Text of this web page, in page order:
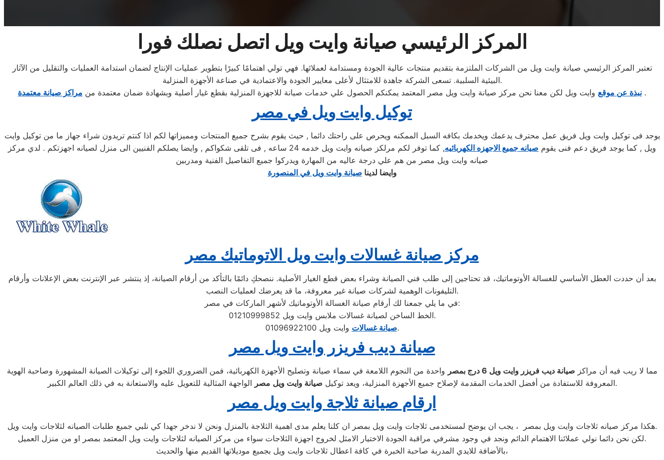
المركز الرئيسي صيانة وايت ويل اتصل نصلك فورا
تعتبر المركز الرئيسي صيانة وايت ويل من الشركات الملتزمة بتقديم منتجات عالية الجودة ومستدامة لعملائها. فهي تولي اهتمامًا كبيرًا بتطوير عمليات الإنتاج لضمان استدامة العمليات والتقليل من الآثار
البيئية السلبية. تسعى الشركة جاهدة للامتثال لأعلى معايير الجودة والاعتمادية في صناعة الأجهزة المنزلية.
نبذة عن موقع وايت ويل لكن معنا نحن مركز صيانة وايت ويل مصر المعتمد يمكنكم الحصول علي خدمات صيانة للاجهزة المنزلية بقطع غيار أصلية وبشهادة ضمان معتمدة من مراكز صيانة معتمدة .
توكيل وايت ويل في مصر
يوجد فى توكيل وايت ويل فريق عمل محترف يدعمك ويخدمك بكافه السبل الممكنه ويحرص على راحتك دائما , حيث يقوم بشرح جميع المنتجات ومميزاتها لكم اذا كنتم تريدون شراء جهاز ما من توكيل وايت
ويل , كما يوجد فريق دعم فنى يقوم صيانه جميع الاجهزه الكهربائيه
, كما توفر لكم مرلكز صيانه وايت ويل خدمه 24 ساعه , فى تلقى شكواكم , وايضا يصلكم الفنيين الى منزل لصيانه اجهزتكم . لدي مركز
صيانه وايت ويل مصر من هم علي درجة عاليه من المهارة ويدركوا جميع التفاصيل الفنية ومدربين
وايضا لدينا صيانة وايت ويل في المنصورة
مركز صيانة غسالات وايت ويل الاتوماتيك مصر
بعد أن حددت العطل الأساسي للغسالة الأوتوماتيك، قد تحتاجين إلى طلب فني الصيانة وشراء بعض قطع الغيار الأصلية. ننصحكِ دائمًا بالتأكد من أرقام الصيانة، إذ ينتشر عبر الإنترنت بعض الإعلانات وأرقام
التليفونات الوهمية لشركات صيانة غير معروفة، ما قد يعرضك لعمليات النصب.
في ما يلي جمعنا لك أرقام صيانة الغسالة الأوتوماتيك لأشهر الماركات في مصر:
الخط الساخن لصيانة غسالات ملابس وايت ويل 01210999852.
صيانة غسالاتوايت ويل 01096922100.
صيانة ديب فريزر وايت ويل مصر
مما لا ريب فيه أن مراكز صيانة ديب فريزر وايت ويل درج بمصر واحدة من النجوم اللامعة في سماء صيانة وتصليح الأجهزة الكهربائية، فمن الضروري اللجوء إلى توكيلات الصيانة المشهورة وصاحبة الهوية
المعروفة للاستفادة من أفضل الخدمات المقدمة لإصلاح جميع الأجهزة المنزلية، ويعد توكيل صيانةوايت ويل مصر الواجهة المثالية للتعويل عليه والاستعانة به في ذلك العالم الكبير.
ارقام صيانة ثلاجة وايت ويل مصر
هكذا مركز صيانه ثلاجات وايت ويل بمصر ، يجب ان يوضح لمستخدمى ثلاجات وايت ويل بمصر ان كلنا يعلم مدى اهمية الثلاجة بالمنزل ونحن لا ندخر جهدا كي نلبي جميع طلبات الصيانه لثلاجات وايت ويل.
لكن نحن دائما نولي عملائنا الاهتمام الدائم ونجد في وجود مشرفي مراقبة الجودة الاختيار الامثل لخروج اجهزة الثلاجات سواء من مركز الصيانه لثلاجات وايت ويل المعتمد بمصر او من منزل العميل.
بالأضافة للايدي المدربة صاحبة الخبرة في كافة اعطال ثلاجات وايت ويل بجميع موديلاتها القديم منها والحديث،